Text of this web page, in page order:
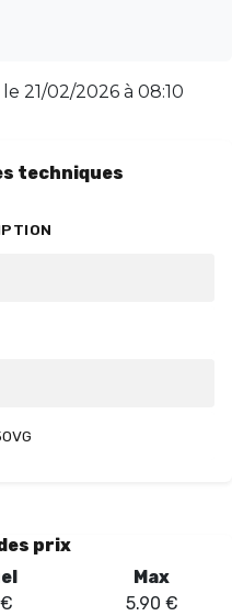
le tout rehaussé d'une
sont de qualité
le 21/02/2026 à 08:10
techniques
prix
€
Max
5.90 €